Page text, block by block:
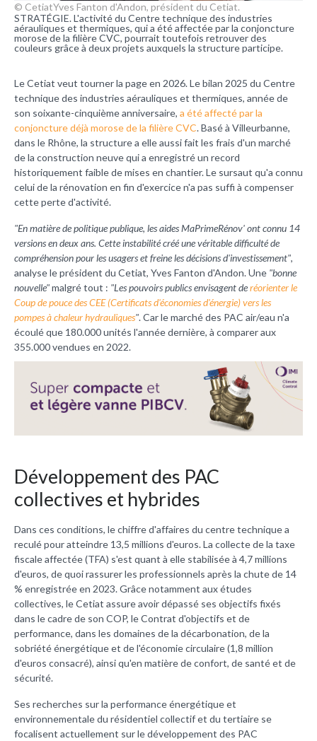
© CetiatYves Fanton d'Andon, président du Cetiat.
STRATÉGIE. L'activité du Centre technique des industries
aérauliques et thermiques, qui a été affectée par la conjoncture
morose de la filière CVC, pourrait toutefois retrouver des
couleurs grâce à deux projets auxquels la structure participe.
Le Cetiat veut tourner la page en 2026. Le bilan 2025 du Centre
technique des industries aérauliques et thermiques, année de
son soixante-cinquième anniversaire, a été affecté par la
conjoncture déjà morose de la filière CVC. Basé à Villeurbanne,
dans le Rhône, la structure a elle aussi fait les frais d'un marché
de la construction neuve qui a enregistré un record
historiquement faible de mises en chantier. Le sursaut qu'a connu
celui de la rénovation en fin d'exercice n'a pas suffi à compenser
cette perte d'activité.
"En matière de politique publique, les aides MaPrimeRénov' ont connu 14
versions en deux ans. Cette instabilité créé une véritable difficulté de
compréhension pour les usagers et freine les décisions d'investissement",
analyse le président du Cetiat, Yves Fanton d'Andon. Une "bonne
nouvelle"malgré tout : "Les pouvoirs publics envisagent deréorienter le
Coup de pouce des CEE (Certificats d'économies d'énergie) vers les
pompes à chaleur hydrauliques". Car le marché des PAC air/eau n'a
écoulé que 180.000 unités l'année dernière, à comparer aux
355.000 vendues en 2022.
Développement des PAC
collectives et hybrides
Dans ces conditions, le chiffre d'affaires du centre technique a
reculé pour atteindre 13,5 millions d'euros. La collecte de la taxe
fiscale affectée (TFA) s'est quant à elle stabilisée à 4,7 millions
d'euros, de quoi rassurer les professionnels après la chute de 14
% enregistrée en 2023. Grâce notamment aux études
collectives, le Cetiat assure avoir dépassé ses objectifs fixés
dans le cadre de son COP, le Contrat d'objectifs et de
performance, dans les domaines de la décarbonation, de la
sobriété énergétique et de l'économie circulaire (1,8 million
d'euros consacré), ainsi qu'en matière de confort, de santé et de
sécurité.
Ses recherches sur la performance énergétique et
environnementale du résidentiel collectif et du tertiaire se
focalisent actuellement sur le développement des PAC